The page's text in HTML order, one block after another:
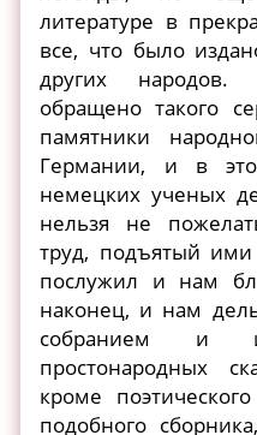
литературе в
все, что было
других
обращено такого
памятники
Германии, и в
немецких ученых
нельзя не
труд, подъятый ими
послужил и нам
наконец, и нам
собранием и
простонародных
кроме
подобного